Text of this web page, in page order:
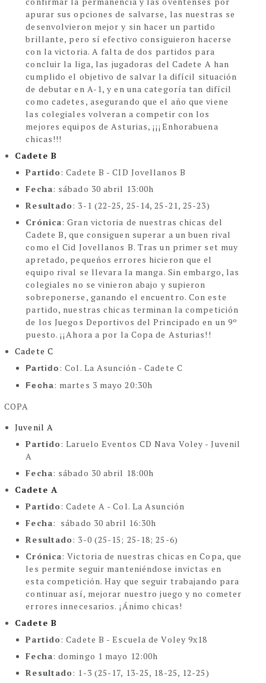
apurar sus opciones de salvarse, las nuestras se
desenvolvieron mejor y sin hacer un partido
brillante, pero sí efectivo consiguieron hacerse
con la victoria. A falta de dos partidos para
concluir la liga, las jugadoras del Cadete A han
cumplido el objetivo de salvar la difícil situación
de debutar en A-1, y en una categoría tan difícil
como cadetes, asegurando que el año que viene
las colegiales volveran a competir con los
mejores equipos de Asturias, ¡¡¡Enhorabuena
chicas!!!
Cadete B
Partido: Cadete B - CID Jovellanos B
Fecha: sábado 30 abril 13:00h
Resultado: 3-1 (22-25, 25-14, 25-21, 25-23)
Crónica: Gran victoria de nuestras chicas del
Cadete B, que consiguen superar a un buen rival
como el Cid Jovellanos B. Tras un primer set muy
apretado, pequeños errores hicieron que el
equipo rival se llevara la manga. Sin embargo, las
colegiales no se vinieron abajo y supieron
sobreponerse, ganando el encuentro. Con este
partido, nuestras chicas terminan la competición
de los Juegos Deportivos del Principado en un 9º
puesto. ¡¡Ahora a por la Copa de Asturias!!
Cadete C
Partido: Col. La Asunción - Cadete C
Fecha: martes 3 mayo 20:30h
COPA
Juvenil A
Partido: Laruelo Eventos CD Nava Voley - Juvenil
A
Fecha: sábado 30 abril 18:00h
Cadete A
Partido: Cadete A - Col. La Asunción
Fecha: sábado 30 abril 16:30h
Resultado: 3-0 (25-15; 25-18; 25-6)
Crónica:Victoria de nuestras chicas en Copa, que
les permite seguir manteniéndose invictas en
esta competición. Hay que seguir trabajando para
continuar así, mejorar nuestro juego y no cometer
errores innecesarios. ¡Ánimo chicas!
Cadete B
Partido: Cadete B - Escuela de Voley 9x18
Fecha: domingo 1 mayo 12:00h
Resultado: 1-3 (25-17, 13-25, 18-25, 12-25)